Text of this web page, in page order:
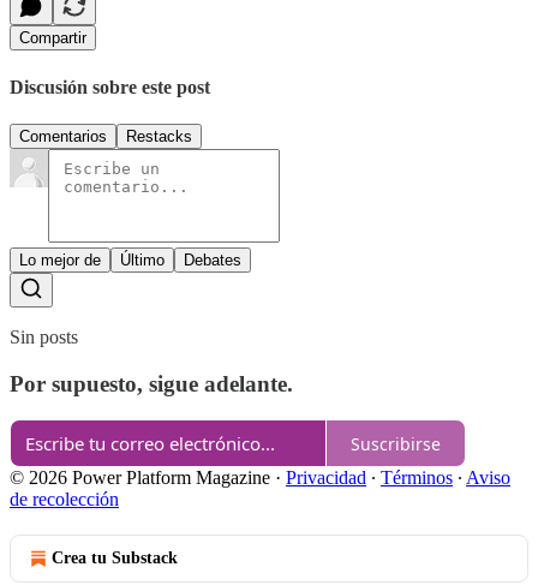
Compartir
Discusión sobre este post
Comentarios Restacks
Lo mejor de Último Debates
Sin posts
Por supuesto, sigue adelante.
Suscribirse
© 2026 Power Platform Magazine · Privacidad ∙ Términos ∙ Aviso
de recolección
Crea tu Substack